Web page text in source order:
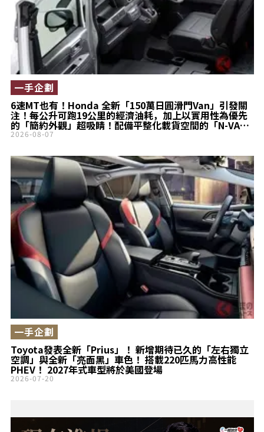
6速MT也有！Honda 全新「150萬日圓滑門Van」引發關
注！每公升可跑19公里的經濟油耗，加上以實用性為優先
的「簡約外觀」超吸睛！配備平整化載貨空間的「N-VAN
G」最低價車型，究竟有哪些配備？
一手企劃
2026-08-07
Toyota發表全新「Prius」！ 新增期待已久的「左右獨立
空調」與全新「亮面黑」車色！ 搭載220匹馬力高性能
PHEV！ 2027年式車型將於美國登場
一手企劃
2026-07-20